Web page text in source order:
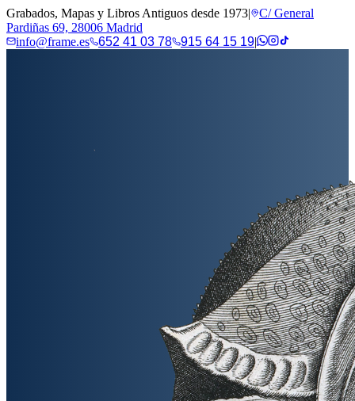
Grabados, Mapas y Libros Antiguos desde 1973|
C/ General
Pardiñas 69, 28006 Madrid
info@frame.es
652 41 03 78 915 64 15 19|